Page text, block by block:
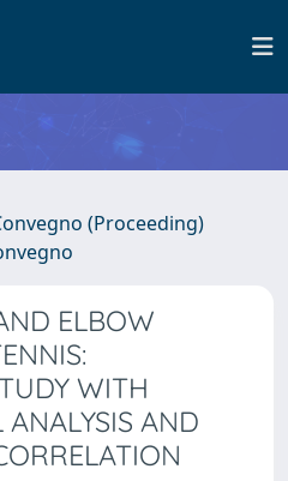
(Proceeding)
ELBOW
WITH
AND